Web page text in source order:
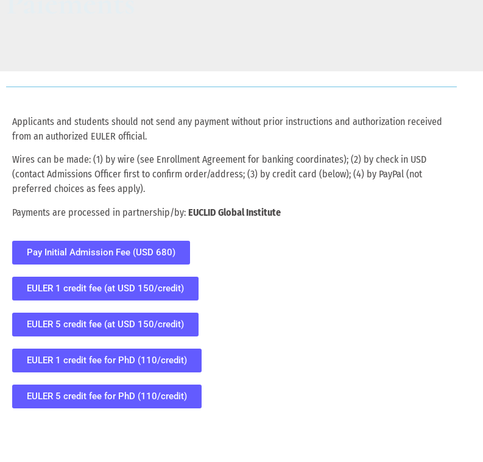
Applicants and students should not send any payment without prior instructions and authorization received
from an authorized EULER official.
Wires can be made: (1) by wire (see Enrollment Agreement for banking coordinates); (2) by check in USD
(contact Admissions Officer first to confirm order/address; (3) by credit card (below); (4) by PayPal (not
preferred choices as fees apply).
Payments are processed in partnership/by: EUCLID Global Institute
Pay Initial Admission Fee (USD 680)
EULER 1 credit fee (at USD 150/credit)
EULER 5 credit fee (at USD 150/credit)
EULER 1 credit fee for PhD (110/credit)
EULER 5 credit fee for PhD (110/credit)